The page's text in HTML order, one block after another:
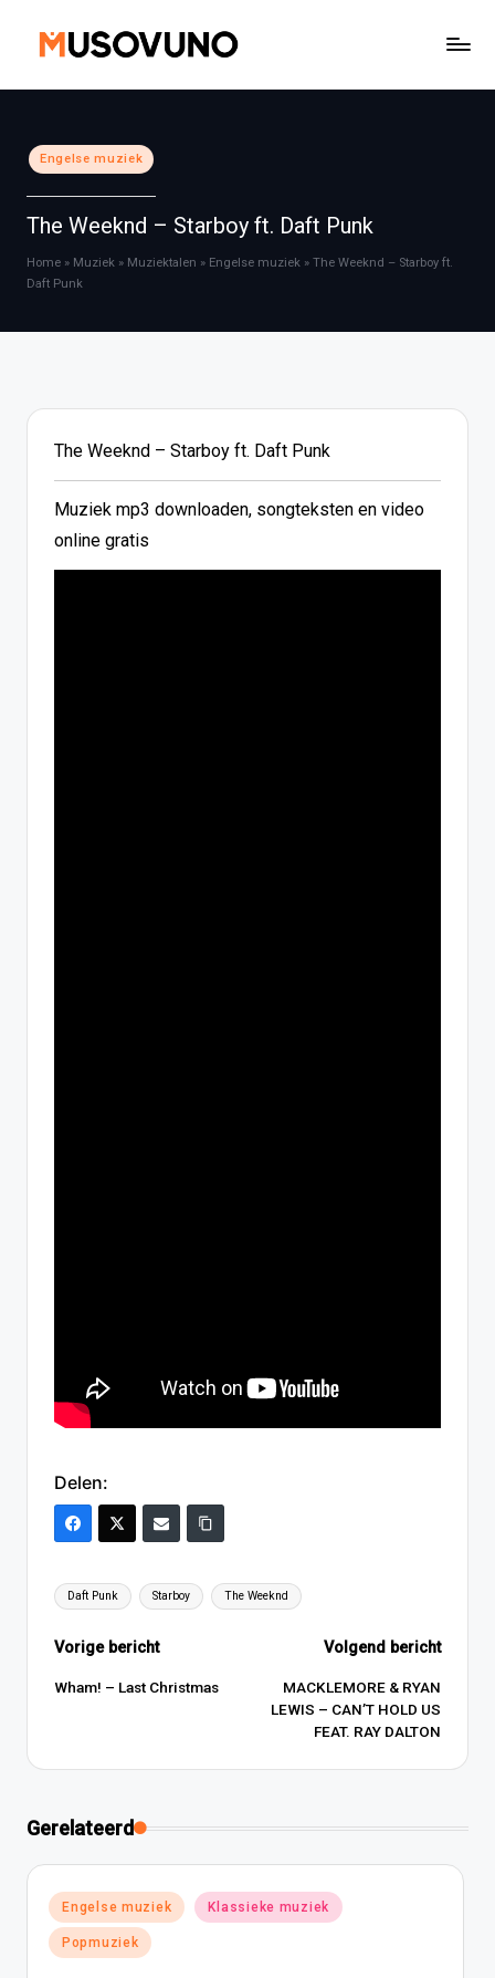
Geplaatst
in
Engelse muziek
The Weeknd – Starboy ft. Daft Punk
Home » Muziek » Muziektalen » Engelse muziek » The Weeknd – Starboy ft.
Daft Punk
The Weeknd – Starboy ft. Daft Punk
Muziek mp3 downloaden, songteksten en video
online gratis
Delen:
Tags:
Daft Punk Starboy The Weeknd
Bericht
navigatie
Vorige bericht
Wham! – Last Christmas
Volgend bericht
MACKLEMORE & RYAN
LEWIS – CAN’T HOLD US
FEAT. RAY DALTON
Gerelateerd
Geplaatst
in
Engelse muziek Klassieke muziek
Popmuziek